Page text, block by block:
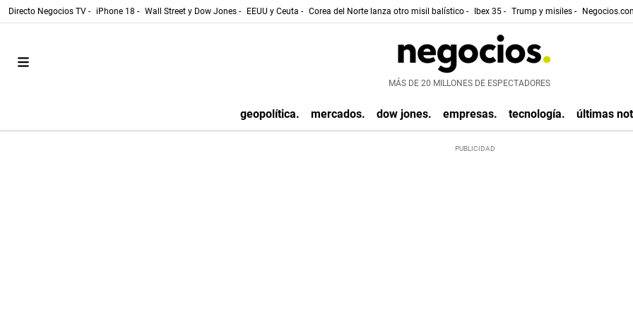
Directo Negocios TV - iPhone 18 - Wall Street y Dow Jones - EEUU y Ceuta - Corea del Norte lanza otro misil balístico - Ibex 35 - Trump y misiles -
MÁS DE 20 MILLONES DE ESPECTADORES
geopolítica. mercados. dow jones. empresas. tecnología. últimas